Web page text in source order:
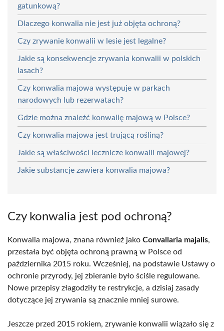
gatunkową?
Dlaczego konwalia nie jest już objęta ochroną?
Czy zrywanie konwalii w lesie jest legalne?
Jakie są konsekwencje zrywania konwalii w polskich
lasach?
Czy konwalia majowa występuje w parkach
narodowych lub rezerwatach?
Gdzie można znaleźć konwalię majową w Polsce?
Czy konwalia majowa jest trującą rośliną?
Jakie są właściwości lecznicze konwalii majowej?
Jakie substancje zawiera konwalia majowa?
Czy konwalia jest pod ochroną?
Konwalia majowa, znana również jako Convallaria majalis,
przestała być objęta ochroną prawną w Polsce od
października 2015 roku. Wcześniej, na podstawie Ustawy o
ochronie przyrody, jej zbieranie było ściśle regulowane.
Nowe przepisy złagodziły te restrykcje, a dzisiaj zasady
dotyczące jej zrywania są znacznie mniej surowe.
Jeszcze przed 2015 rokiem, zrywanie konwalii wiązało się z